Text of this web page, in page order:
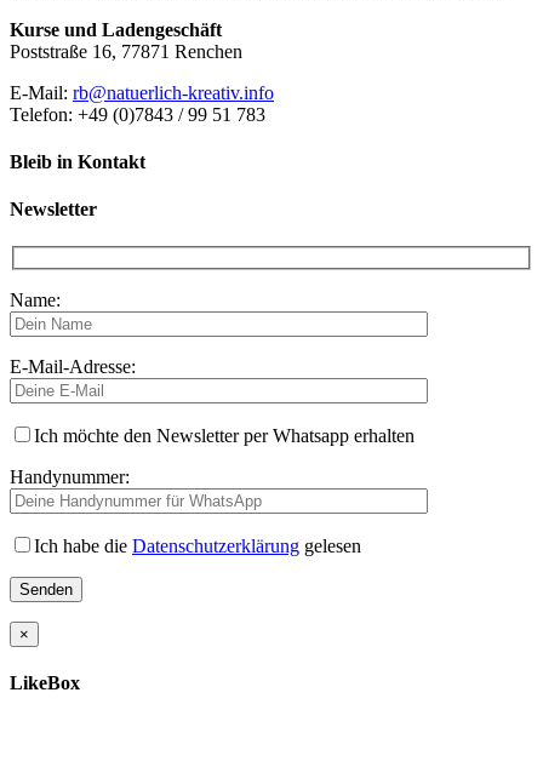
Kurse und Ladengeschäft
Poststraße 16, 77871 Renchen
E-Mail: rb@natuerlich-kreativ.info
Telefon: +49 (0)7843 / 99 51 783
Bleib in Kontakt
Newsletter
Name:
E-Mail-Adresse:
Ich möchte den Newsletter per Whatsapp erhalten
Handynummer:
Ich habe die Datenschutzerklärung gelesen
×
LikeBox